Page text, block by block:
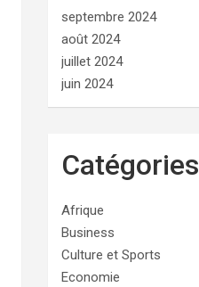
septembre 2024
août 2024
juillet 2024
juin 2024
Catégories
Afrique
Business
Culture et Sports
Economie